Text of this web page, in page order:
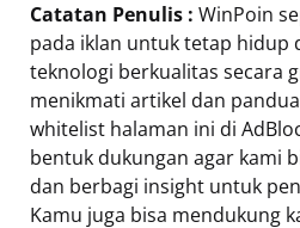
Catatan Penulis : WinPoin
pada iklan untuk tetap hidup
teknologi berkualitas secara
menikmati artikel dan
whitelist halaman ini di
bentuk dukungan agar kami
dan berbagi insight untuk
Kamu juga bisa mendukung